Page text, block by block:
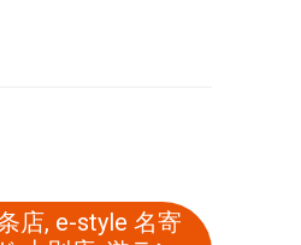
店, e-style 名寄